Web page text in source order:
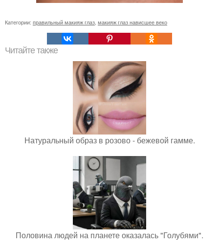
Категории: правильный макияж глаз макияж глаз нависшее веко
Читайте также
Натуральный образ в розово - бежевой гамме.
Половина людей на планете оказалась "Голубями".